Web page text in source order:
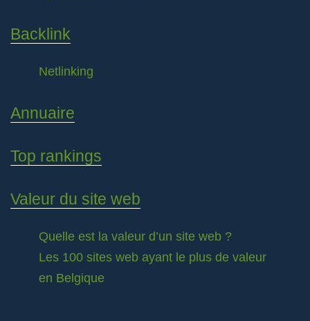
Backlink
Netlinking
Annuaire
Top rankings
Valeur du site web
Quelle est la valeur d’un site web ?
Les 100 sites web ayant le plus de valeur
en Belgique